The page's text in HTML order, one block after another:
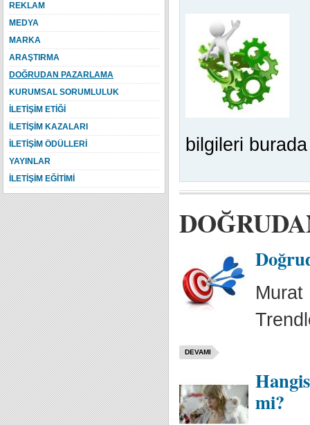
bilgileri
Murat
DEVAMI
mi?
REKLAM
MEDYA
MARKA
ARAŞTIRMA
DOĞRUDAN PAZARLAMA
KURUMSAL SORUMLULUK
İLETİŞİM ETİĞİ
İLETİŞİM KAZALARI
İLETİŞİM ÖDÜLLERİ
YAYINLAR
İLETİŞİM EĞİTİMİ